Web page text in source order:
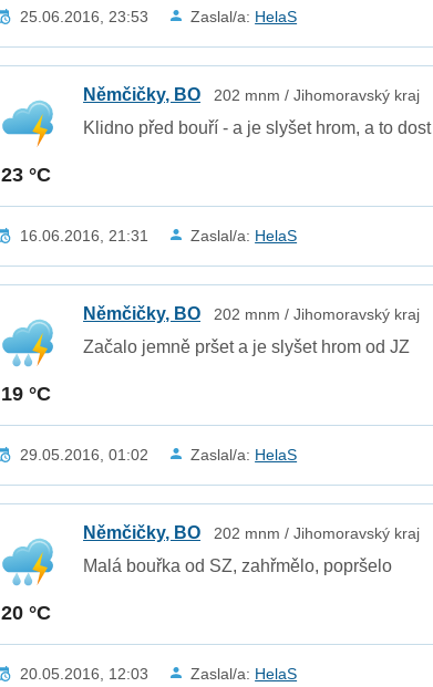
25.06.2016, 23:53 Zaslal/a: HelaS
23 °C
Němčičky, BO 202 mnm / Jihomoravský kraj
Klidno před bouří - a je slyšet hrom, a to dost
16.06.2016, 21:31 Zaslal/a: HelaS
19 °C
Němčičky, BO 202 mnm / Jihomoravský kraj
Začalo jemně pršet a je slyšet hrom od JZ
29.05.2016, 01:02 Zaslal/a: HelaS
20 °C
Němčičky, BO 202 mnm / Jihomoravský kraj
Malá bouřka od SZ, zahřmělo, popršelo
20.05.2016, 12:03 Zaslal/a: HelaS